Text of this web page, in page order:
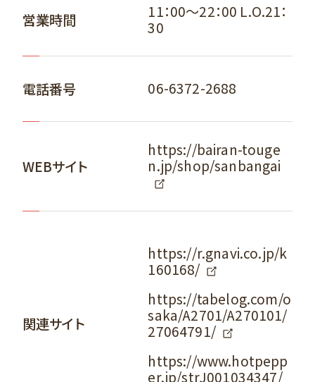
営業時間
11：00～22：00 L.O.21：
30
電話番号 06-6372-2688
WEBサイト
https://bairan-touge
n.jp/shop/sanbangai
関連サイト
https://r.gnavi.co.jp/k
160168/
https://tabelog.com/o
saka/A2701/A270101/
27064791/
https://www.hotpepp
er.jp/strJ001034347/